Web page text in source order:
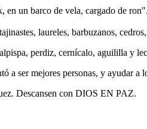
en un barco de vela, cargado de ron".
laureles, barbuzanos,
perdiz, cernícalo, aguililla y
a ser mejores personas, y ayudar a
Descansen con DIOS EN PAZ.